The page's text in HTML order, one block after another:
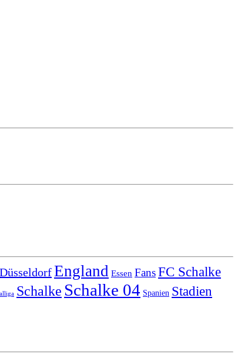
DüsseldorfEngland Essen FansFC Schalke
Schalke Schalke 04 Spanien Stadien